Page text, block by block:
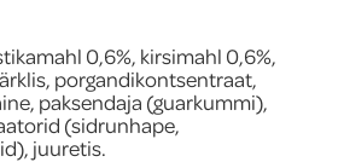
0,6%, kirsimahl 0,6%,
porgandikontsentraat,
paksendaja (guarkummi),
(sidrunhape,
juuretis.